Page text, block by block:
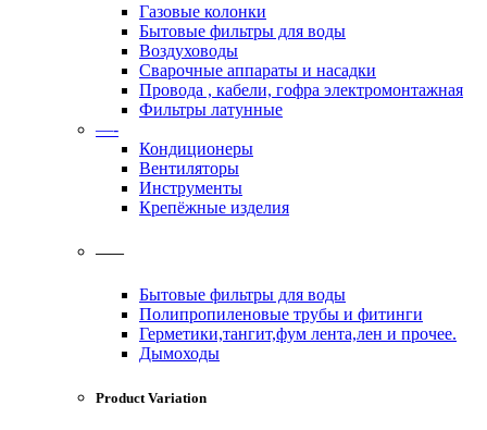
Газовые колонки
Бытовые фильтры для воды
Воздуховоды
Сварочные аппараты и насадки
Провода , кабели, гофра электромонтажная
Фильтры латунные
—-
Кондиционеры
Вентиляторы
Инструменты
Крепёжные изделия
——
Бытовые фильтры для воды
Полипропиленовые трубы и фитинги
Герметики,тангит,фум лента,лен и прочее.
Дымоходы
Product Variation